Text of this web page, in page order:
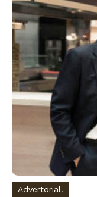
Advertorial.